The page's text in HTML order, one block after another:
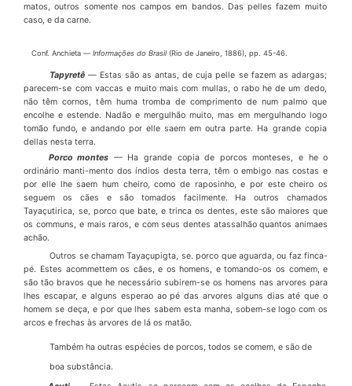
matos, outros somente nos campos em bandos. Das pelles fazem muito
caso, e da carne.
Conf. Anchieta — Informações do Brasil (Rio de Janeiro, 1886), pp. 45-46.
Tapyretê — Estas são as antas, de cuja pelle se fazem as adargas;
parecem-se com vaccas e muito mais com mullas, o rabo he de um dedo,
não têm cornos, têm huma tromba de comprimento de num palmo que
encolhe e estende. Nadão e mergulhão muito, mas em mergulhando logo
tomão fundo, e andando por elle saem em outra parte. Ha grande copia
dellas nesta terra.
Porco montes —Ha grande copia de porcos monteses, e he o
ordinário manti-mento dosíndios desta terra, têm o embigo nas costas e
por elle lhe saem hum chei­ro, como de raposinho, e por este cheiro os
seguem os cães e são tomados facilmen­te. Ha outros chamados
Tayaçutirica, se, porco que bate, e trinca os dentes, este são maiores que
os communs, e mais raros, e com seus dentes atassalhão quantos animaes
achão.
Outros se chamam Tayaçupigta, se. porco que aguarda, ou faz finca-
pé. Estes acommettem os cães, e os homens, e tomando-os os comem, e
são tão bravos que he necessário subirem-se os homens nas arvores para
lhes escapar, e alguns esperao ao pé das arvores alguns dias até que o
homem se deça, e por que lhes sabem esta manha, sobem-se logo com os
arcos e frechasàs arvores de lá os matão.
Também ha outras espécies de porcos, todos se comem, e são de
boa substância.